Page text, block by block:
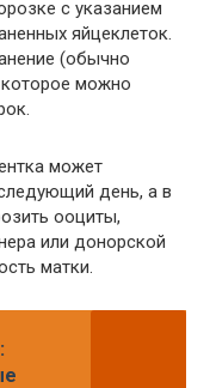
с указанием
яйцеклеток.
(обычно
можно
может
день, а в
ооциты,
или донорской
матки.